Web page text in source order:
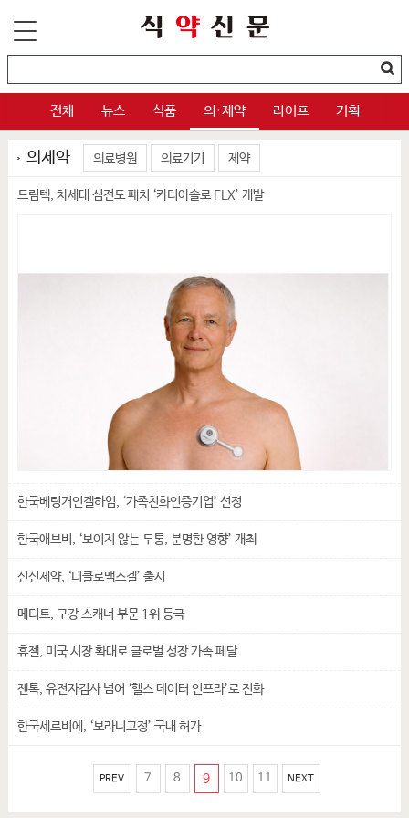
전체 뉴스 식품 의·제약 라이프 기획
의제약 의료병원 의료기기 제약
드림텍, 차세대 심전도 패치 ‘카디아솔로 FLX’ 개발
한국베링거인겔하임, ‘가족친화인증기업’ 선정
한국애브비, ‘보이지 않는 두통, 분명한 영향’ 개최
신신제약, ‘디클로맥스겔’ 출시
메디트, 구강 스캐너 부문 1위 등극
휴젤, 미국 시장 확대로 글로벌 성장 가속 페달
젠톡, 유전자검사 넘어 ‘헬스 데이터 인프라’로 진화
한국세르비에, ‘보라니고정’ 국내 허가
PREV 7 8 9 10 11 NEXT